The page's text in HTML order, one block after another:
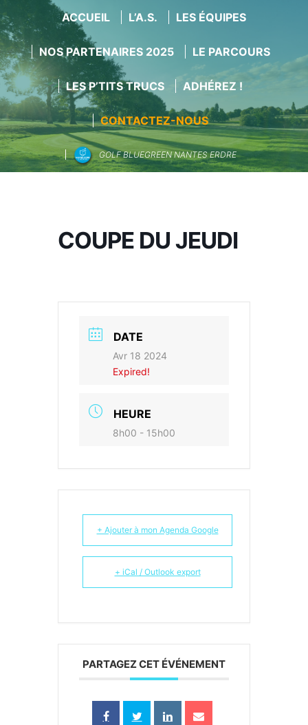
ACCUEIL L’A.S. LES ÉQUIPES
NOS PARTENAIRES 2025 LE PARCOURS
LES P’TITS TRUCS ADHÉREZ !
CONTACTEZ-NOUS
GOLF BLUEGREEN NANTES ERDRE
COUPE DU JEUDI
DATE
Avr 18 2024
Expired!
HEURE
8h00 - 15h00
+ Ajouter à mon Agenda Google
+ iCal / Outlook export
PARTAGEZ CET ÉVÉNEMENT